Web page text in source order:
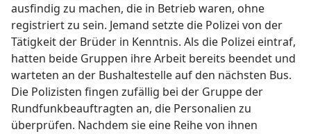
ausfindig zu machen, die in Betrieb waren, ohne
registriert zu sein. Jemand setzte die Polizei von der
Tätigkeit der Brüder in Kenntnis. Als die Polizei eintraf,
hatten beide Gruppen ihre Arbeit bereits beendet und
warteten an der Bushaltestelle auf den nächsten Bus.
Die Polizisten fingen zufällig bei der Gruppe der
Rundfunkbeauftragten an, die Personalien zu
überprüfen. Nachdem sie eine Reihe von ihnen